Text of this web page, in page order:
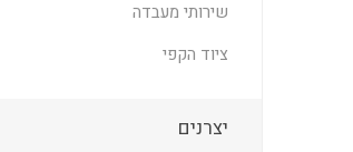
שירותי מעבדה
ציוד הקפי
יצרנים